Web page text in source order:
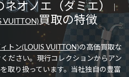
全に売りたい方へ
買取申込
オノエ（ダミエ）
｜
VUITTON)買取の特徴
トン(LOUIS VUITTON)の高価買取な
ださい。現行コレクションからアン
取り扱っています。当社独自の豊富